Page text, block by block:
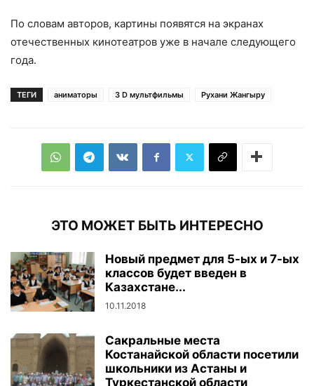
По словам авторов, картины появятся на экранах
отечественных кинотеатров уже в начале следующего
года.
ТЕГИ аниматоры З D мультфильмы Рухани Жангыру
ЭТО МОЖЕТ БЫТЬ ИНТЕРЕСНО
Новый предмет для 5-ых и 7-ых
классов будет введен в
Казахстане...
10.11.2018
Сакральные места
Костанайской области посетили
школьники из Астаны и
Туркестанской области